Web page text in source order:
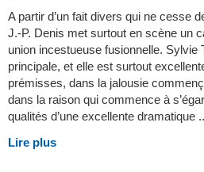
A partir d’un fait divers qui ne cesse
J.-P. Denis met surtout en scène un
union incestueuse fusionnelle. Sylvie
principale, et elle est surtout
prémisses, dans la jalousie
dans la raison qui commence à
qualités d’une excellente dramatique
Lire plus